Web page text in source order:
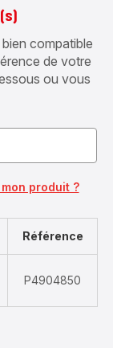
compatible
de votre
ou vous
produit ?
Référence
P4904850